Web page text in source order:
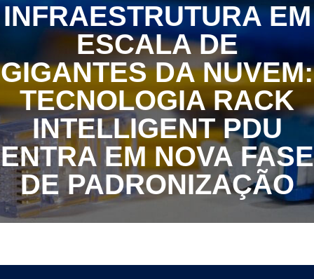
INFRAESTRUTURA EM
ESCALA DE
GIGANTES DA NUVEM:
TECNOLOGIA RACK
INTELLIGENT PDU
ENTRA EM NOVA FASE
DE PADRONIZAÇÃO